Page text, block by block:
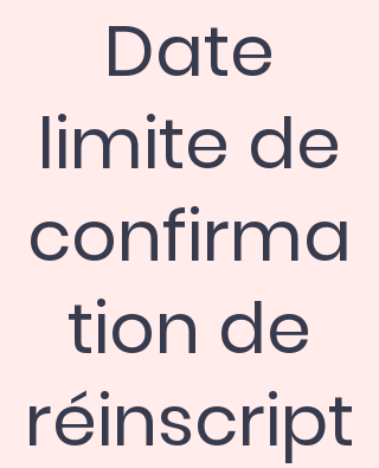
Date
limite de
confirma
tion de
réinscript